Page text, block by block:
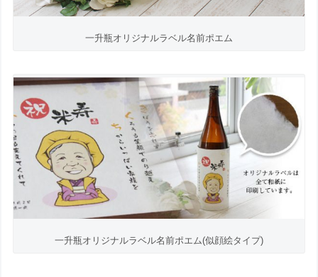
一升瓶オリジナルラベル名前ポエム
一升瓶オリジナルラベル名前ポエム(似顔絵タイプ)